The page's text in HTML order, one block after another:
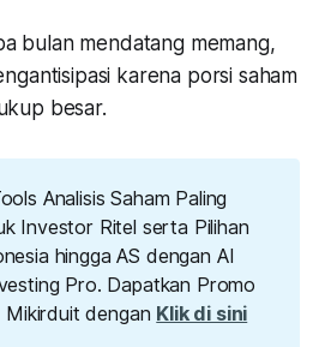
bulan mendatang memang,
karena porsi saham
besar.
Analisis Saham Paling
Investor Ritel serta Pilihan
hingga AS dengan AI
Pro. Dapatkan Promo
Mikirduit dengan Klik di sini